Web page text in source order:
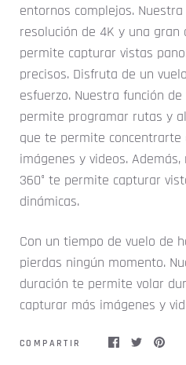
entornos complejos.
resolución de 4K y una gran
permite capturar vistas
precisos. Disfruta de un
esfuerzo. Nuestra función
permite programar rutas y
que te permite concentrarte
imágenes y videos.
360° te permite capturar
dinámicas.
Con un tiempo de vuelo de
pierdas ningún momento.
duración te permite volar
capturar más imágenes y
COMPARTIR